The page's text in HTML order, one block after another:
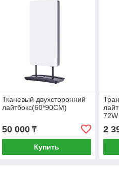
Тканевый двухсторонний
лайтбокс(60*90CM)
50 000₸
Купить
72W
2